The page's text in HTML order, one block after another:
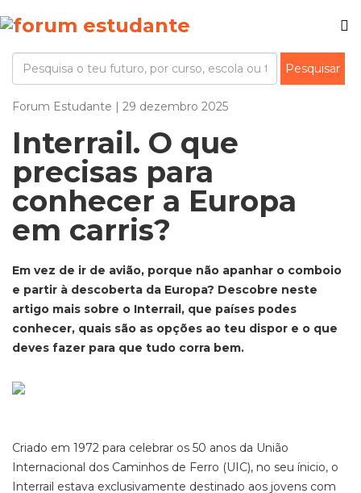
Forum Estudante | 29 dezembro 2025
Interrail. O que
precisas para
conhecer a Europa
em carris?
Em vez de ir de avião, porque não apanhar o comboio
e partir à descoberta da Europa? Descobre neste
artigo mais sobre o Interrail, que países podes
conhecer, quais são as opções ao teu dispor e o que
deves fazer para que tudo corra bem.
Criado em 1972 para celebrar os 50 anos da União
Internacional dos Caminhos de Ferro (UIC), no seu ínicio, o
Interrail estava exclusivamente destinado aos jovens com